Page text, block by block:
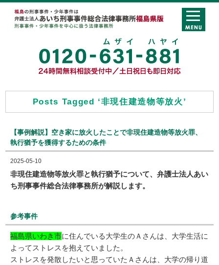
Posts Tagged ‘非現住建造物等放火’
【事例解説】空き家に放火したことで非現住建造物等放火罪、
執行猶予を獲得するための条件
2025-05-10
非現住建造物等放火罪と執行猶予について、弁護士法人あい
ち刑事事件総合法律事務所が解説します。
参考事件
福島県いわき市に住んでいる大学生のＡさんは、大学生活に
よってストレスを抱えていました。
ストレスを発散したいと思っていたＡさんは、大学の帰り道